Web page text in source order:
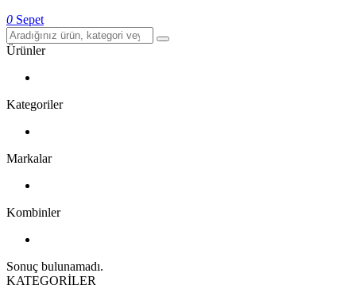
0 Sepet
Ürünler
Kategoriler
Markalar
Kombinler
Sonuç bulunamadı.
KATEGORİLER